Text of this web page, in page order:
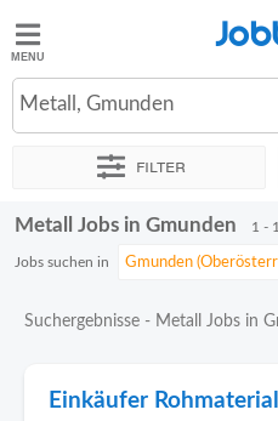
Jobted
Jobs
Metall, Gmunden
Filter
Sortieren nach Genauer
Metall Jobs in Gmunden 1 -
Jobs suchen in
Suchergebnisse - Metall Jobs in
Einkäufer